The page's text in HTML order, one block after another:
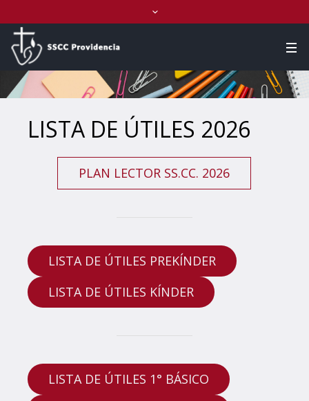
LISTA DE ÚTILES 2026
PLAN LECTOR SS.CC. 2026
LISTA DE ÚTILES PREKÍNDER
LISTA DE ÚTILES KÍNDER
LISTA DE ÚTILES 1° BÁSICO